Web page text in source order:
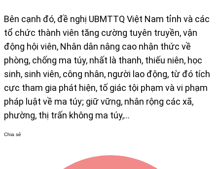
Bên cạnh đó, đề nghị UBMTTQ Việt Nam tỉnh và các
tổ chức thành viên tăng cường tuyên truyền, vận
động hội viên, Nhân dân nâng cao nhận thức về
phòng, chống ma túy, nhất là thanh, thiếu niên, học
sinh, sinh viên, công nhân, người lao động, từ đó tích
cực tham gia phát hiện, tố giác tội phạm và vi phạm
pháp luật về ma túy; giữ vững, nhân rộng các xã,
phường, thị trấn không ma túy,…
Chia sẻ